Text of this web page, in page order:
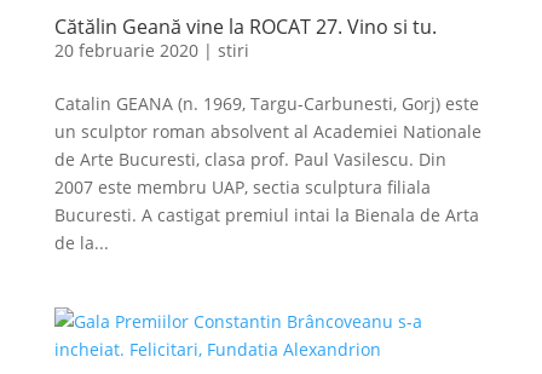
Cătălin Geană vine la ROCAT 27. Vino si tu.
20 februarie 2020| stiri
Catalin GEANA (n. 1969, Targu-Carbunesti, Gorj) este
un sculptor roman absolvent al Academiei Nationale
de Arte Bucuresti, clasa prof. Paul Vasilescu. Din
2007 este membru UAP, sectia sculptura filiala
Bucuresti. A castigat premiul intai la Bienala de Arta
de la...